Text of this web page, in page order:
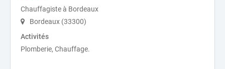
Chauffagiste à Bordeaux
Bordeaux (33300)
Activités
Plomberie, Chauffage.